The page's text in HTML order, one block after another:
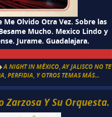
Me Olvido Otra Vez. Sobre las
Mucho. Mexico Lindo y
Jurame. Guadalajara.
A NIGHT IN MÉXICO ,AY JALISCO NO TE
,PERFIDIA Y OTROS TEMAS MÁS...
Zarzosa Y Su Orquesta.